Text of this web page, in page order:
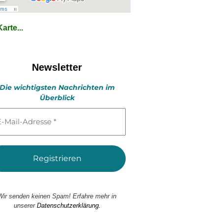
Newsletter
Die wichtigsten Nachrichten im
Überblick
senden keinen Spam! Erfahre mehr in
unserer Datenschutzerklärung.